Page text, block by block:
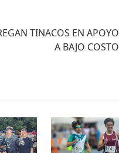
TINACOS EN APOYO
A BAJO COSTO